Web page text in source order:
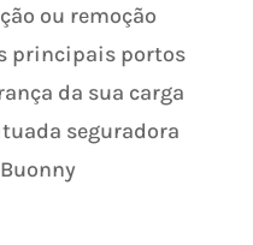
ou remoção
principais portos
da sua carga
seguradora